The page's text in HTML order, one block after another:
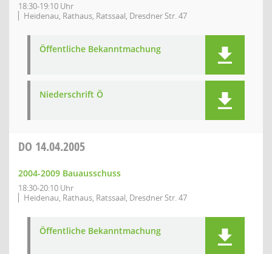
18:30-19:10 Uhr
Heidenau, Rathaus, Ratssaal, Dresdner Str. 47
Öffentliche Bekanntmachung
Niederschrift Ö
DO 14.04.2005
2004-2009 Bauausschuss
18:30-20:10 Uhr
Heidenau, Rathaus, Ratssaal, Dresdner Str. 47
Öffentliche Bekanntmachung